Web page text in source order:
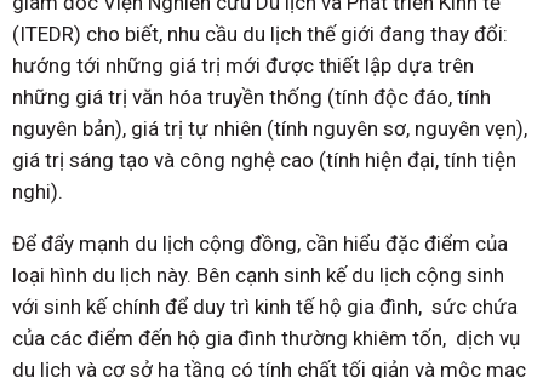
(ITEDR) cho biết, nhu cầu du lịch thế giới đang thay đổi:
hướng tới những giá trị mới được thiết lập dựa trên
những giá trị văn hóa truyền thống (tính độc đáo, tính
nguyên bản), giá trị tự nhiên (tính nguyên sơ, nguyên vẹn),
giá trị sáng tạo và công nghệ cao (tính hiện đại, tính tiện
nghi).
Để đẩy mạnh du lịch cộng đồng, cần hiểu đặc điểm của
loại hình du lịch này. Bên cạnh sinh kế du lịch cộng sinh
với sinh kế chính để duy trì kinh tế hộ gia đình, sức chứa
của các điểm đến hộ gia đình thường khiêm tốn, dịch vụ
du lịch và cơ sở hạ tầng có tính chất tối giản và mộc mạc